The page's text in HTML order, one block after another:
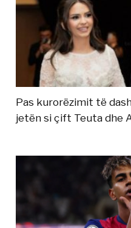
Pas kurorëzimit të
jetën si çift Teuta dhe